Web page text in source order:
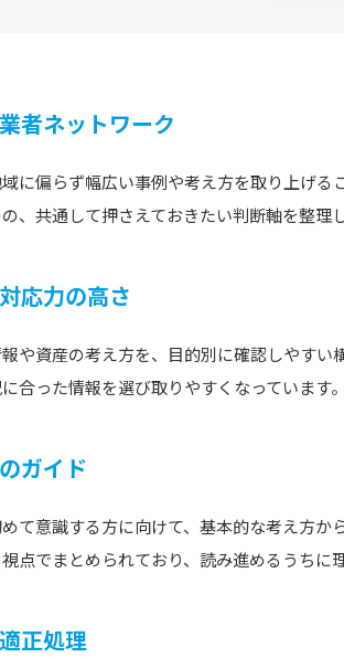
者ネットワーク
に偏らず幅広い事例や考え方を取り上げ
、共通して押さえておきたい判断軸を整理
応力の高さ
や資産の考え方を、目的別に確認しやす
合った情報を選び取りやすくなっています。
ガイド
て意識する方に向けて、基本的な考え方
点でまとめられており、読み進めるうちに
正処理